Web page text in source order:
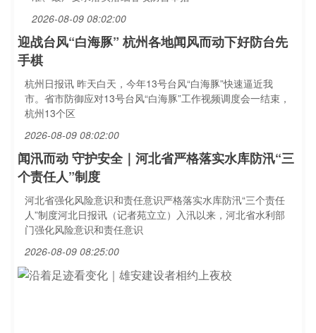
2026-08-09 08:02:00
迎战台风“白海豚” 杭州各地闻风而动下好防台先
手棋
杭州日报讯 昨天白天，今年13号台风“白海豚”快速逼近我
市。省市防御应对13号台风“白海豚”工作视频调度会一结束，
杭州13个区
2026-08-09 08:02:00
闻汛而动 守护安全｜河北省严格落实水库防汛“三
个责任人”制度
河北省强化风险意识和责任意识严格落实水库防汛“三个责任
人”制度河北日报讯（记者苑立立）入汛以来，河北省水利部
门强化风险意识和责任意识
2026-08-09 08:25:00